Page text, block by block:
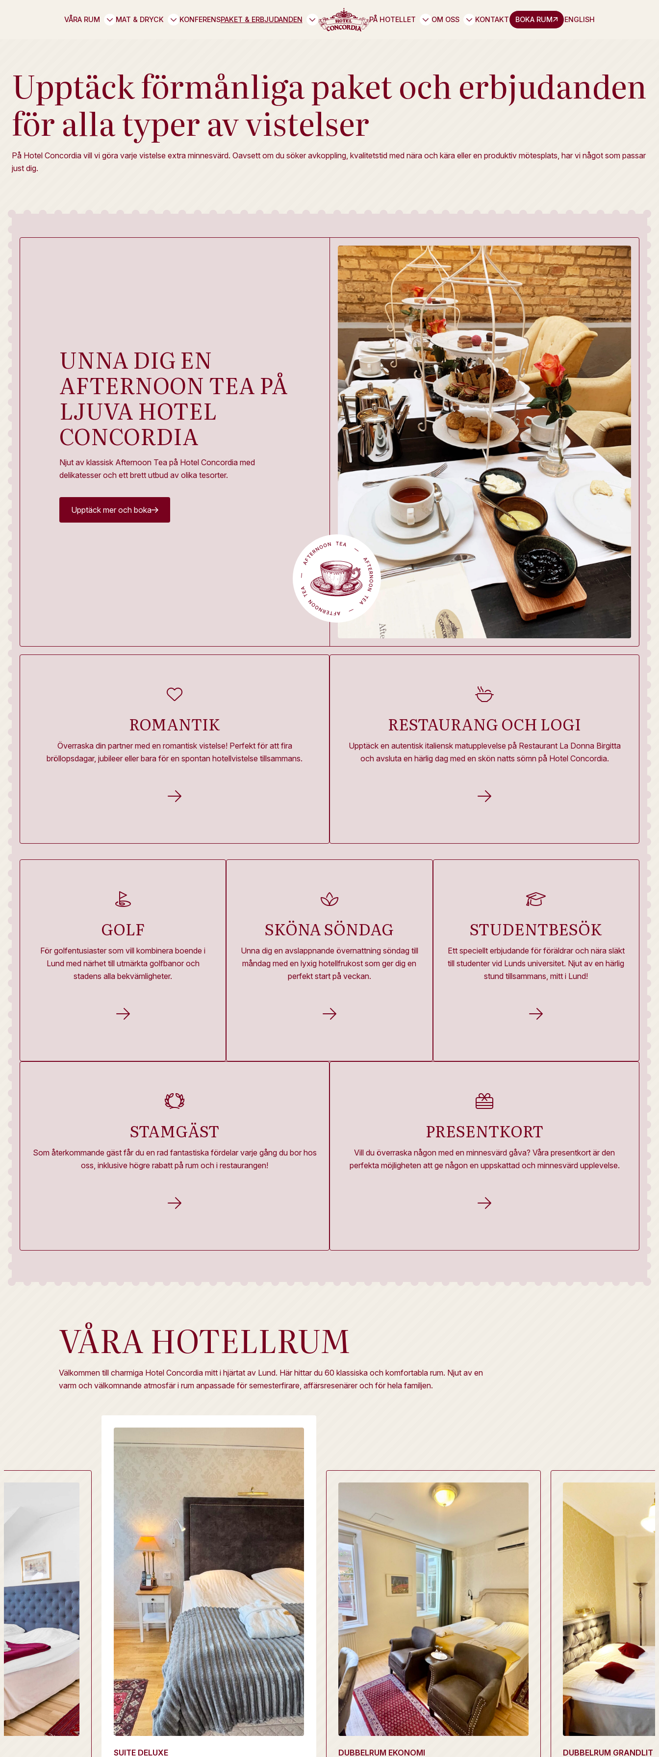
VÅRA RUM MAT & DRYCK KONFERENSPAKET & ERBJUDANDEN PÅ HOTELLET OM OSS KONTAKT BOKA RUM ENGLISH
Upptäck förmånliga paket och erbjudanden
för alla typer av vistelser
På Hotel Concordia vill vi göra varje vistelse extra minnesvärd. Oavsett om du söker avkoppling, kvalitetstid med nära och kära eller en produktiv mötesplats, har vi något som passar
just dig.
UNNA DIG EN
AFTERNOON TEA PÅ
LJUVA HOTEL
CONCORDIA
Njut av klassisk Afternoon Tea på Hotel Concordia med
delikatesser och ett brett utbud av olika tesorter.
Upptäck mer och boka
ROMANTIK
Överraska din partner med en romantisk vistelse! Perfekt för att fira
bröllopsdagar, jubileer eller bara för en spontan hotellvistelse tillsammans.
RESTAURANG OCH LOGI
Upptäck en autentisk italiensk matupplevelse på Restaurant La Donna Birgitta
och avsluta en härlig dag med en skön natts sömn på Hotel Concordia.
GOLF
För golfentusiaster som vill kombinera boende i
Lund med närhet till utmärkta golfbanor och
stadens alla bekvämligheter.
SKÖNA SÖNDAG
Unna dig en avslappnande övernattning söndag till
måndag med en lyxig hotellfrukost som ger dig en
perfekt start på veckan.
STUDENTBESÖK
Ett speciellt erbjudande för föräldrar och nära släkt
till studenter vid Lunds universitet. Njut av en härlig
stund tillsammans, mitt i Lund!
STAMGÄST
Som återkommande gäst får du en rad fantastiska fördelar varje gång du bor hos
oss, inklusive högre rabatt på rum och i restaurangen!
PRESENTKORT
Vill du överraska någon med en minnesvärd gåva? Våra presentkort är den
perfekta möjligheten att ge någon en uppskattad och minnesvärd upplevelse.
VÅRA HOTELLRUM
Välkommen till charmiga Hotel Concordia mitt i hjärtat av Lund. Här hittar du 60 klassiska och komfortabla rum. Njut av en
varm och välkomnande atmosfär i rum anpassade för semesterfirare, affärsresenärer och för hela familjen.
SUITE DELUXE DUBBELRUM EKONOMI DUBBELRUM GRANDLIT